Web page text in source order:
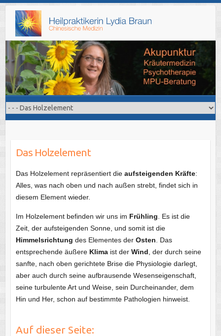
content
Das Holzelement
Das Holzelement repräsentiert die aufsteigenden Kräfte:
Alles, was nach oben und nach außen strebt, findet sich in
diesem Element wieder.
Im Holzelement befinden wir uns im Frühling . Es ist die
Zeit, der aufsteigenden Sonne, und somit ist die
Himmelsrichtung des Elementes der Osten . Das
entsprechende äußere Klimaist der Wind , der durch seine
sanfte, nach oben gerichtete Brise die Physiologie darlegt,
aber auch durch seine aufbrausende Wesenseigenschaft,
seine turbulente Art und Weise, sein Durcheinander, dem
Hin und Her, schon auf bestimmte Pathologien hinweist.
Auf dieser Seite: